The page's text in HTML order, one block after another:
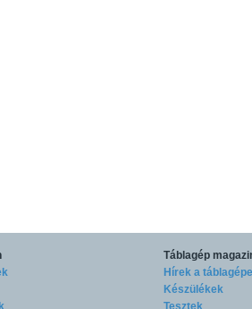
Táblagép
Hírek a
Készülékek
Tesztek